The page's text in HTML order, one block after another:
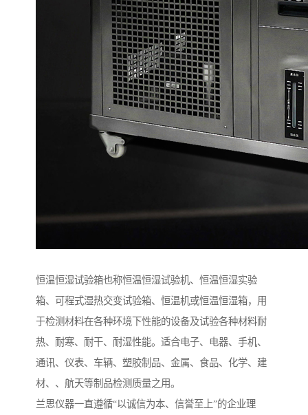
恒温恒湿试验箱也称恒温恒湿试验机、恒温恒湿实验
箱、可程式湿热交变试验箱、恒温机或恒温恒湿箱，用
于检测材料在各种环境下性能的设备及试验各种材料耐
热、耐寒、耐干、耐湿性能。适合电子、电器、手机、
通讯、仪表、车辆、塑胶制品、金属、食品、化学、建
材、、航天等制品检测质量之用。
兰思仪器一直遵循“以诚信为本、信誉至上”的企业理